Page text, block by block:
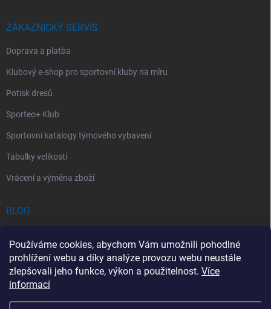
Používáme cookies, abychom Vám umožnili pohodlné
prohlížení webu a díky analýze provozu webu neustále
zlepšovali jeho funkce, výkon a použitelnost. Více
informací
ZÁKAZNICKÝ SERVIS
Doprava a platba
Klubový e-shop pro sportovní kluby na míru
Potisk dresů
Sporteo+ Klub
Sportovní katalogy týmového vybavení
Tabulky velikostí
Vrácení a výměna zboží
BLOG
Povinný obsah autolékárničky v roce 2026: co musí obsahovat a na
co si dát pozor
Sportovní lékárnička: Jak si vybrat a co by měla obsahovat?